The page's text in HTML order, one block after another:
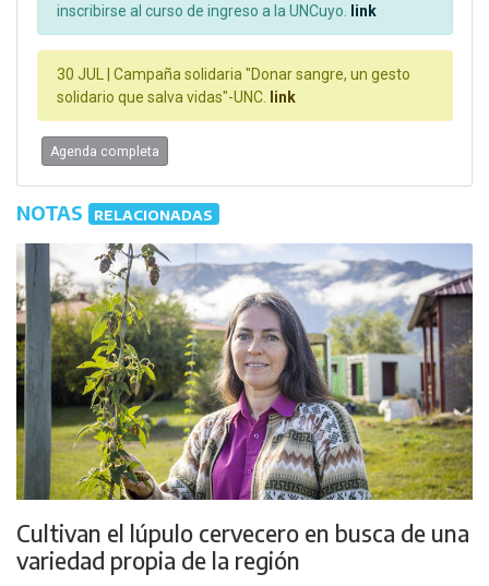
inscribirse al curso de ingreso a la UNCuyo. link
30 JUL | Campaña solidaria "Donar sangre, un gesto
solidario que salva vidas"-UNC. link
Agenda completa
NOTAS RELACIONADAS
Cultivan el lúpulo cervecero en busca de una
variedad propia de la región